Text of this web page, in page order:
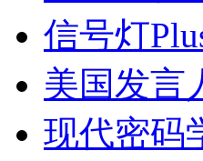
信号灯
美国发言
现代密码